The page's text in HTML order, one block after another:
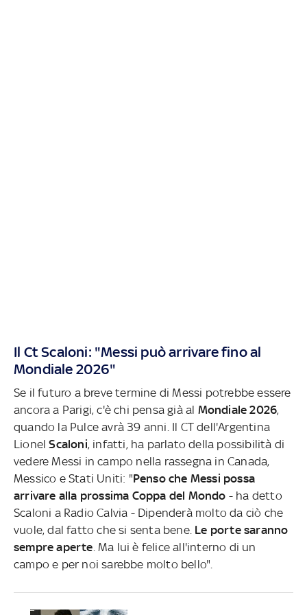
Il Ct Scaloni: "Messi può arrivare fino al
Mondiale 2026"
Se il futuro a breve termine di Messi potrebbe essere
ancora a Parigi, c'è chi pensa già al Mondiale 2026,
quando la Pulce avrà 39 anni. Il CT dell'Argentina
LionelScaloni, infatti, ha parlato della possibilità di
vedere Messi in campo nella rassegna in Canada,
Messico e Stati Uniti: "Penso che Messi possa
arrivare alla prossima Coppa del Mondo - ha detto
Scaloni a Radio Calvia - Dipenderà molto da ciò che
vuole, dal fatto che si senta bene. Le porte saranno
sempre aperte . Ma lui è felice all'interno di un
campo e per noi sarebbe molto bello".